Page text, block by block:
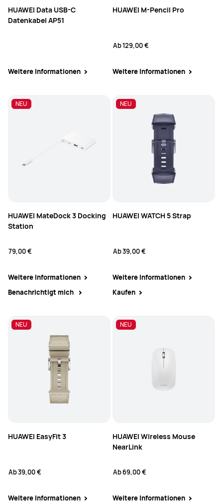
HUAWEI Data USB-C
Datenkabel AP51
Weitere Informationen
HUAWEI M-Pencil Pro
Ab129,00 €
Weitere Informationen
NEU
HUAWEI MateDock 3 Docking
Station
79,00 €
Weitere Informationen
Benachrichtigt mich
NEU
HUAWEI WATCH 5 Strap
Ab39,00 €
Weitere Informationen
Kaufen
NEU NEU
HUAWEI EasyFit 3
Ab39,00 €
Weitere Informationen
NEU
HUAWEI Wireless Mouse
NearLink
Ab69,00 €
Weitere Informationen